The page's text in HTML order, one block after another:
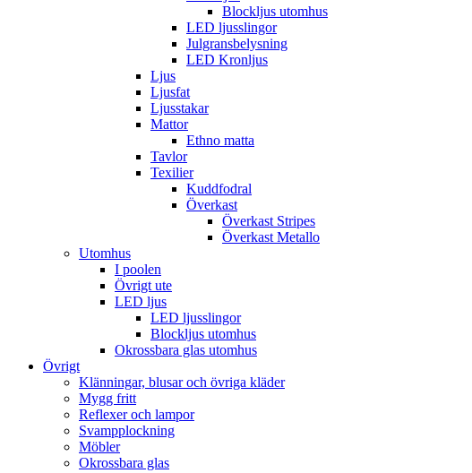
Blockljus utomhus
LED ljusslingor
Julgransbelysning
LED Kronljus
Ljus
Ljusfat
Ljusstakar
Mattor
Ethno matta
Tavlor
Texilier
Kuddfodral
Överkast
Överkast Stripes
Överkast Metallo
Utomhus
I poolen
Övrigt ute
LED ljus
LED ljusslingor
Blockljus utomhus
Okrossbara glas utomhus
Övrigt
Klänningar, blusar och övriga kläder
Mygg fritt
Reflexer och lampor
Svampplockning
Möbler
Okrossbara glas